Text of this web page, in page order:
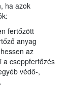
ha azok
fertőzött
anyag
az
a cseppfertőzés
védő-,